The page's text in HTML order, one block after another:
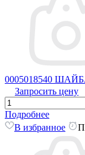
0005018540
Запросить цену
Подробнее
В избранное